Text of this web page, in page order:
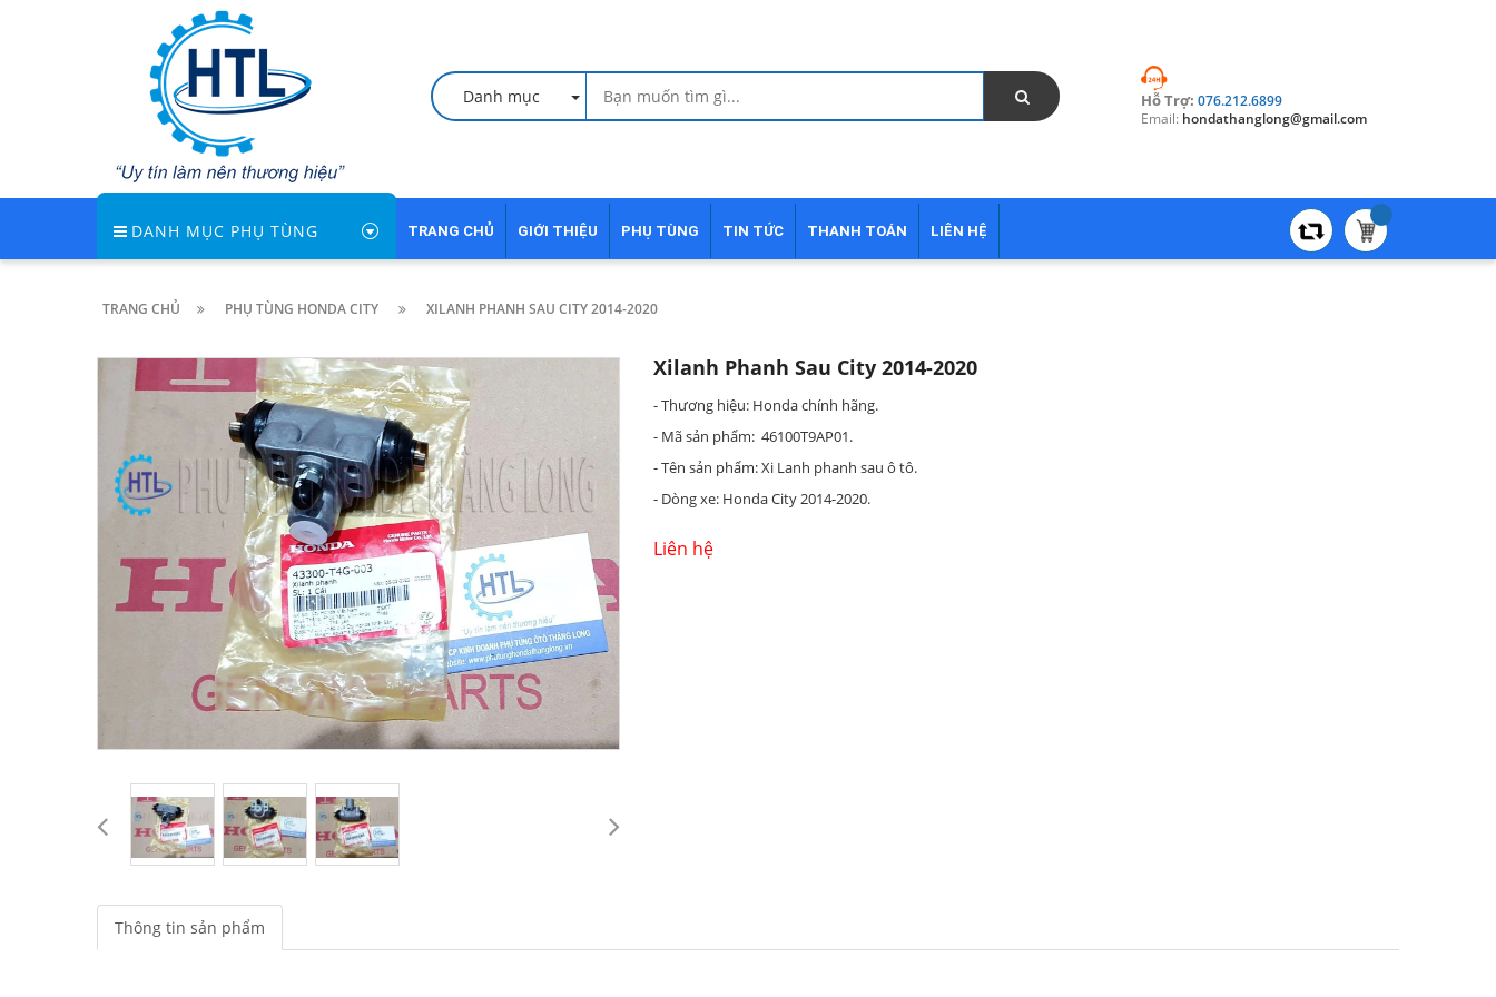
Danh mục Hỗ Trợ: 076.212.6899
Email: hondathanglong@gmail.com
DANH MỤC PHỤ TÙNG TRANG CHỦ GIỚI THIỆU PHỤ TÙNG TIN TỨC THANH TOÁN LIÊN HỆ
TRANG CHỦ PHỤ TÙNG HONDA CITY XILANH PHANH SAU CITY 2014-2020
Xilanh Phanh Sau City 2014-2020
- Thương hiệu: Honda chính hãng.
- Mã sản phẩm: 46100T9AP01.
- Tên sản phẩm: Xi Lanh phanh sau ô tô.
- Dòng xe: Honda City 2014-2020.
Liên hệ
Thông tin sản phẩm